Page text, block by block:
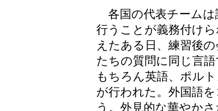
各国の代表チームは
行うことが義務付け
えたある日、練習後
たちの質問に同じ言
もちろん英語、ポル
が行われた。外国語
う。外見的な華やか